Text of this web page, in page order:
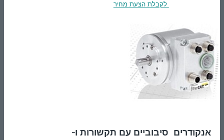
לקבלת הצעת מחיר
אנקודרים סיבוביים עם תקשורות ו-